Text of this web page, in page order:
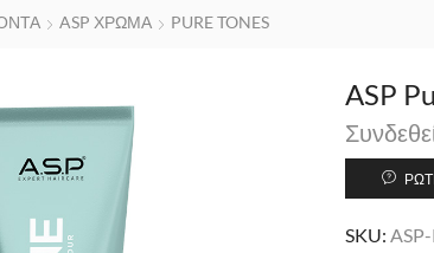
ASP ΧΡΩΜΑ PURE TONES
ASP
SKU: